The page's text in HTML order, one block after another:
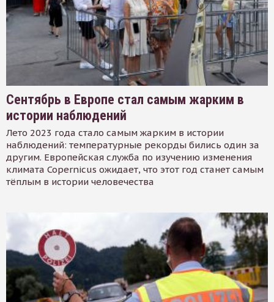
Сентябрь в Европе стал самым жарким в
истории наблюдений
Лето 2023 года стало самым жарким в истории
наблюдений: температурные рекорды бились один за
другим. Европейская служба по изучению изменения
климата Copernicus ожидает, что этот год станет самым
тёплым в истории человечества